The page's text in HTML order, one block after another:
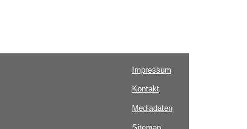
Impressum
Kontakt
Mediadaten